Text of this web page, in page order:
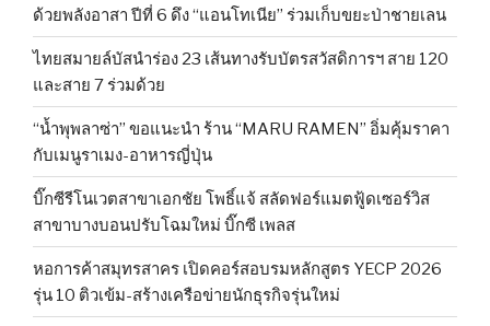
ด้วยพลังอาสา ปีที่ 6 ดึง “แอนโทเนีย” ร่วมเก็บขยะป่าชายเลน
ไทยสมายล์บัสนำร่อง 23 เส้นทางรับบัตรสวัสดิการฯ สาย 120
และสาย 7 ร่วมด้วย
“น้ำพุพลาซ่า” ขอแนะนำ ร้าน “MARU RAMEN” อิ่มคุ้มราคา
กับเมนูราเมง-อาหารญี่ปุ่น
บิ๊กซีรีโนเวตสาขาเอกชัย โพธิ์แจ้ สลัดฟอร์แมตฟู้ดเซอร์วิส
สาขาบางบอนปรับโฉมใหม่ บิ๊กซี เพลส
หอการค้าสมุทรสาคร เปิดคอร์สอบรมหลักสูตร YECP 2026
รุ่น 10 ติวเข้ม-สร้างเครือข่ายนักธุรกิจรุ่นใหม่